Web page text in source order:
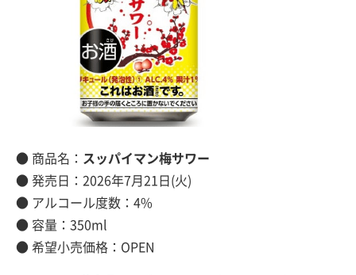
● 商品名： スッパイマン梅サワー
● 発売日：2026年7月21日(火)
● アルコール度数：4%
● 容量：350ml
● 希望小売価格：OPEN